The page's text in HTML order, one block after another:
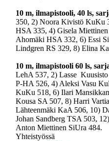
10 m, ilmapistooli, 40 ls,
350, 2) Noora Kivistö KuKu
HSA 335, 4) Gisela
Ahomäki HSA 332, 6) Essi
Lindgren RS 329, 8) Elina
10 m, ilmapistooli 60 ls,
LehA 537, 2) Lasse
P-HA 526, 4) Aleksi Vasu
KuKu 518, 6) Ilari
Kousa SA 507, 8) Harri
Lähteenmäki KaA 506, 10)
Johan Sandberg TSA 503,
Anton Miettinen SiUra 484.
Yhteistyössä